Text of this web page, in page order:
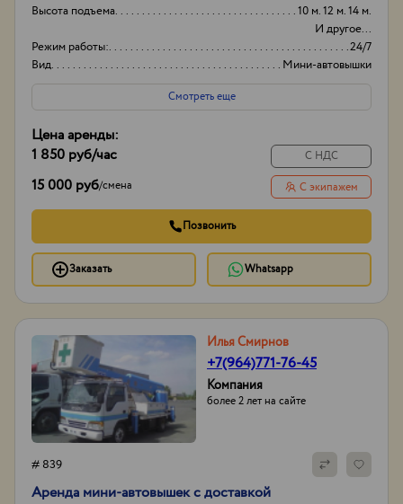
Высота подъема
10 м. 12 м. 14 м.
И другое...
Режим работы:
24/7
Вид
Мини-автовышки
Высота вышки
17м
Смотреть еще
Цена аренды:
1 850 руб/час
15 000 руб/смена
С НДС
С экипажем
Позвонить
Заказать Whatsapp
Илья Смирнов
+7(964)771-76-45
Компания
более 2 лет на сайте
# 839
Аренда мини-автовышек с доставкой